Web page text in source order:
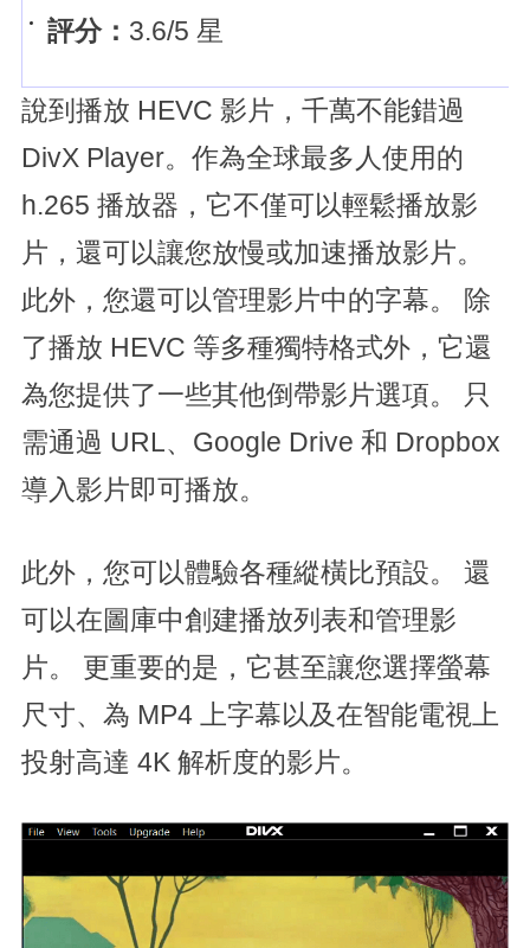
評分： 3.6/5 星
說到播放 HEVC 影片，千萬不能錯過
DivX Player。作為全球最多人使用的
h.265 播放器，它不僅可以輕鬆播放影
片，還可以讓您放慢或加速播放影片。
此外，您還可以管理影片中的字幕。 除
了播放 HEVC 等多種獨特格式外，它還
為您提供了一些其他倒帶影片選項。 只
需通過 URL、Google Drive 和 Dropbox
導入影片即可播放。
此外，您可以體驗各種縱橫比預設。 還
可以在圖庫中創建播放列表和管理影
片。 更重要的是，它甚至讓您選擇螢幕
尺寸、為 MP4 上字幕以及在智能電視上
投射高達 4K 解析度的影片。